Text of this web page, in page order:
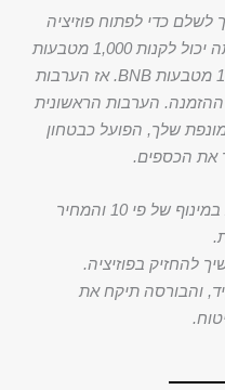
לשלם כדי לפתוח פוזיציה
ממונפת. לדוגמה, במינוף פי 10 אתה יכול לקנות 1,000 מטבעות
BNB עם ערבות התחלתית של 100 מטבעות BNB. אז הערבות
שלך תהיה 10% מסך ההזמנה. הערבות הראשונית
שלך, הפועל כבטחון
את הכספים.
: אם נכנסנו לפוזיציית לונג במינוף של פי 10 והמחיר
והבורסה תיקח את